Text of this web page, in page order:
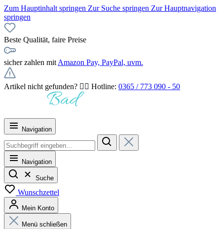
Zum Hauptinhalt springen Zur Suche springen Zur Hauptnavigation
springen
Beste Qualität, faire Preise
sicher zahlen mit Amazon Pay, PayPal, uvm.
Artikel nicht gefunden? 👉🏻 Hotline: 0365 / 773 090 - 50
Navigation
Navigation
Suche
Wunschzettel
Mein Konto
Menü schließen